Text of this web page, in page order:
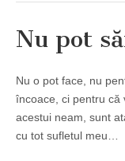
Nu pot
Nu o pot face, nu
încoace, ci pentru că
acestui neam, sunt
cu tot sufletul meu…